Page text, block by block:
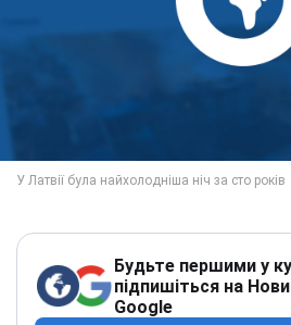
Будьте першими у
підпишіться на
Google